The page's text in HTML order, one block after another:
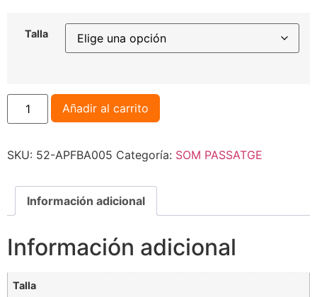
Talla
Añadir al carrito
SKU: 52-APFBA005 Categoría: SOM PASSATGE
Información adicional
Información adicional
Talla